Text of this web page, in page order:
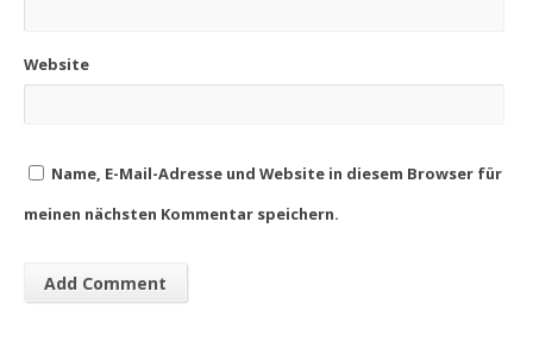
Website
Name, E-Mail-Adresse und Website in diesem Browser für
meinen nächsten Kommentar speichern.